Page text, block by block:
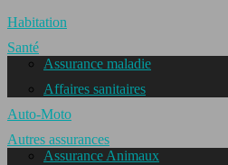
Habitation
Santé
Assurance maladie
Affaires sanitaires
Auto-Moto
Autres assurances
Assurance Animaux